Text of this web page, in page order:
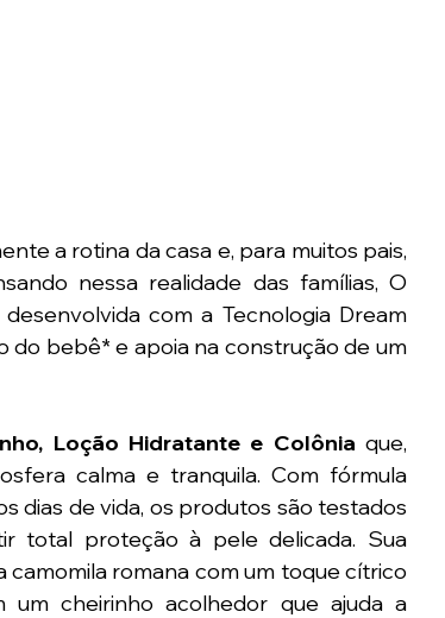
a rotina da casa e, para muitos pais,
nessa realidade das famílias, O
com a Tecnologia Dream
do bebê* e apoia na construção de um
Loção Hidratante e Colônia que,
calma e tranquila. Com fórmula
dias de vida, os produtos são testados
total proteção à pele delicada. Sua
camomila romana com um toque cítrico
cheirinho acolhedor que ajuda a